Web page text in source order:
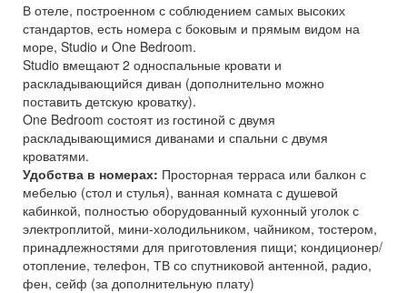
В отеле, построенном с соблюдением самых высоких
стандартов, есть номера с боковым и прямым видом на
море, Studio и One Bedroom.
Studio вмещают 2 односпальные кровати и
раскладывающийся диван (дополнительно можно
поставить детскую кроватку).
One Bedroom состоят из гостиной с двумя
раскладывающимися диванами и спальни с двумя
кроватями.
Удобства в номерах: Просторная терраса или балкон с
мебелью (стол и стулья), ванная комната с душевой
кабинкой, полностью оборудованный кухонный уголок с
электроплитой, мини-холодильником, чайником, тостером,
принадлежностями для приготовления пищи; кондиционер/
отопление, телефон, ТВ со спутниковой антенной, радио,
фен, сейф (за дополнительную плату)